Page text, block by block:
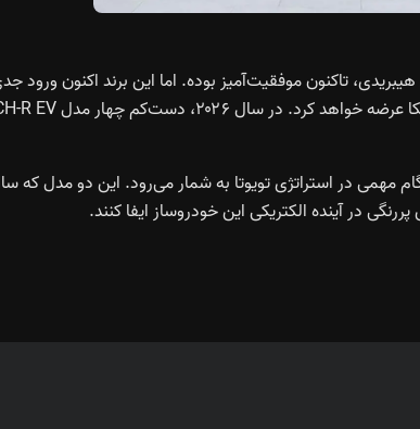
تاکنون موفقیت‌آمیز بوده. اما این برند اکنون ورود
خودروهای برقی، گام مهمی در استراتژی تویوتا به شمار می‌رود. این دو مدل که
در آینده الکتریکی این خودروساز ایفا کنند.